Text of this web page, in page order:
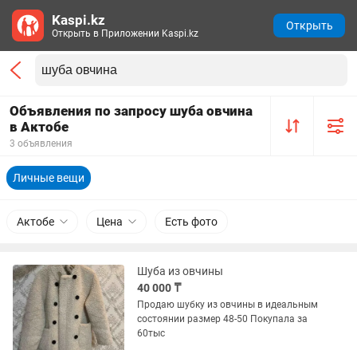
Объявления по запросу шуба овчина
в Актобе
3 объявления
Личные вещи
Актобе Цена Есть фото
Шуба из овчины
40 000 ₸
Продаю шубку из овчины в идеальным
состоянии размер 48-50 Покупала за
60тыс
Kaspi.kz
Открыть в Приложении Kaspi.kz
Открыть